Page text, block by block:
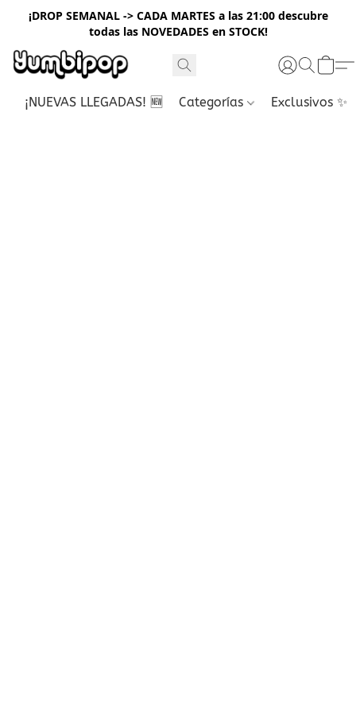
¡DROP SEMANAL -> CADA MARTES a las 21:00 descubre
todas las NOVEDADES en STOCK!
¡NUEVAS LLEGADAS! 🆕 Categorías Exclusivos ✨